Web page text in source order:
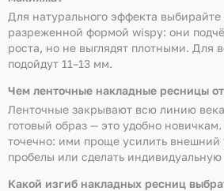
Для натурального эффекта
разреженной формой wispy: они
роста, но не выглядят плотными. Для
подойдут 11–13 мм.
Чем ленточные накладные ресницы
Ленточные закрывают всю линию
готовый образ — это удобно
точечно: ими проще усилить внешний
пробелы или сделать
Какой изгиб накладных ресниц